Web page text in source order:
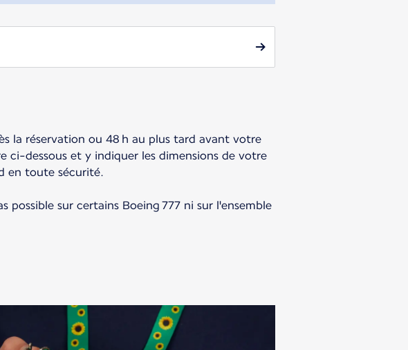
la réservation ou 48 h au plus tard avant votre
ci-dessous et y indiquer les dimensions de votre
en toute sécurité.
sur certains Boeing 777 ni sur l'ensemble